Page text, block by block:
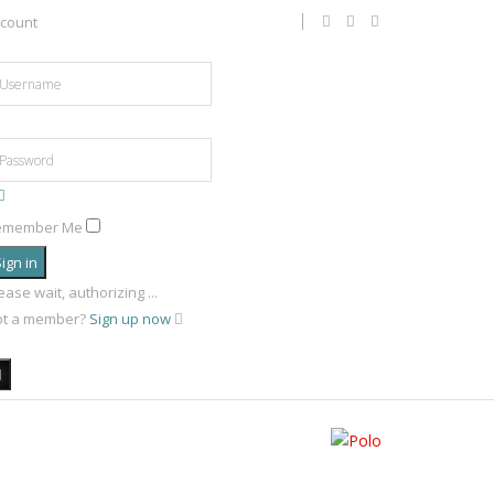
Me
in
wait, authorizing ...
a member? Sign up now